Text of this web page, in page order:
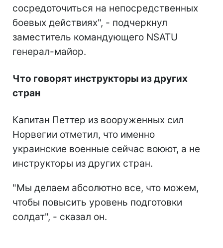
сосредоточиться на непосредственных
боевых действиях", - подчеркнул
заместитель командующего NSATU
генерал-майор.
Что говорят инструкторы из других
стран
Капитан Петтер из вооруженных сил
Норвегии отметил, что именно
украинские военные сейчас воюют, а не
инструкторы из других стран.
"Мы делаем абсолютно все, что можем,
чтобы повысить уровень подготовки
солдат", - сказал он.